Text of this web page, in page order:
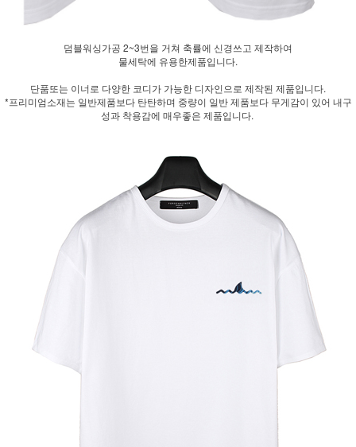
덤블워싱가공 2~3번을 거쳐 축률에 신경쓰고 제작하여
물세탁에 유용한제품입니다.
단품또는 이너로 다양한 코디가 가능한 디자인으로 제작된 제품입니다.
*프리미엄소재는 일반제품보다 탄탄하며 중량이 일반 제품보다 무게감이 있어 내구
성과 착용감에 매우좋은 제품입니다.